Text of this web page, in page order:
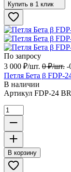
Купить в 1 клик
По запросу
3 000 ₽/шт. 0 ₽/шт. -
Петля Бета β FDP-
В наличии
Артикул FDP-24
В корзину